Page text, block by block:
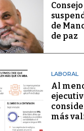
de
de paz
LABORAL
Al
más